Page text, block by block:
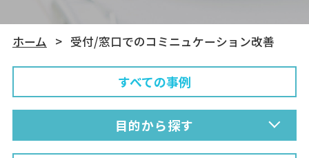
ホーム 受付/窓口でのコミニュケーション改善
すべての事例
目的から探す